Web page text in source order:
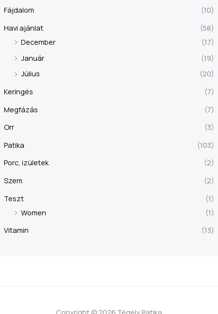
Fájdalom
(10)
Havi ajánlat
(58)
December
(17)
Január
(19)
Július
(20)
Keringés
(7)
Megfázás
(7)
Orr
(3)
Patika
(103)
Porc, izületek
(2)
Szem
(2)
Teszt
(1)
Women
(1)
Vitamin
(13)
Copyright © 2026 Tégely Patika